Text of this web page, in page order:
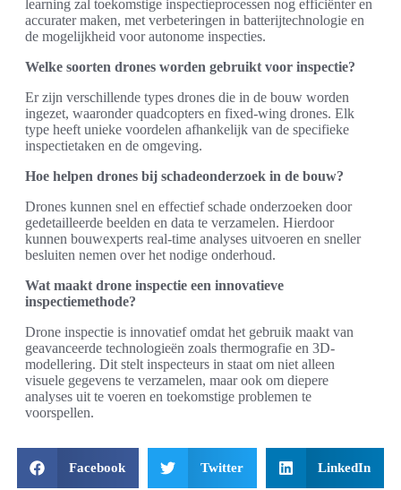
learning zal toekomstige inspectieprocessen nog efficiënter en
accurater maken, met verbeteringen in batterijtechnologie en
de mogelijkheid voor autonome inspecties.
Welke soorten drones worden gebruikt voor inspectie?
Er zijn verschillende types drones die in de bouw worden
ingezet, waaronder quadcopters en fixed-wing drones. Elk
type heeft unieke voordelen afhankelijk van de specifieke
inspectietaken en de omgeving.
Hoe helpen drones bij schadeonderzoek in de bouw?
Drones kunnen snel en effectief schade onderzoeken door
gedetailleerde beelden en data te verzamelen. Hierdoor
kunnen bouwexperts real-time analyses uitvoeren en sneller
besluiten nemen over het nodige onderhoud.
Wat maakt drone inspectie een innovatieve
inspectiemethode?
Drone inspectie is innovatief omdat het gebruik maakt van
geavanceerde technologieën zoals thermografie en 3D-
modellering. Dit stelt inspecteurs in staat om niet alleen
visuele gegevens te verzamelen, maar ook om diepere
analyses uit te voeren en toekomstige problemen te
voorspellen.
Facebook Twitter LinkedIn